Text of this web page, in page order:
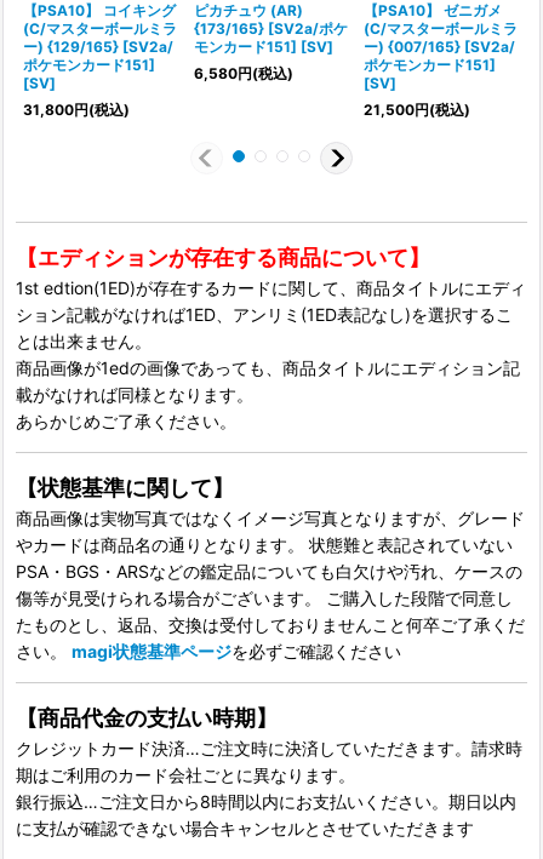
【PSA10】 コイキング
(C/マスターボールミラ
ー) {129/165} [SV2a/
ポケモンカード151]
[SV]
31,800円(税込)
ピカチュウ (AR)
{173/165} [SV2a/ポケ
モンカード151] [SV]
6,580円(税込)
【PSA10】 ゼニガメ
(C/マスターボールミラ
ー) {007/165} [SV2a/
ポケモンカード151]
[SV]
21,500円(税込)
【エディションが存在する商品について】
1st edtion(1ED)が存在するカードに関して、商品タイトルにエディ
ション記載がなければ1ED、アンリミ(1ED表記なし)を選択するこ
とは出来ません。
商品画像が1edの画像であっても、商品タイトルにエディション記
載がなければ同様となります。
あらかじめご了承ください。
【状態基準に関して】
商品画像は実物写真ではなくイメージ写真となりますが、グレード
やカードは商品名の通りとなります。 状態難と表記されていない
PSA・BGS・ARSなどの鑑定品についても白欠けや汚れ、ケースの
傷等が見受けられる場合がございます。 ご購入した段階で同意し
たものとし、返品、交換は受付しておりませんこと何卒ご了承くだ
さい。 magi状態基準ページを必ずご確認ください
【商品代金の支払い時期】
クレジットカード決済…ご注文時に決済していただきます。請求時
期はご利用のカード会社ごとに異なります。
銀行振込…ご注文日から8時間以内にお支払いください。期日以内
に支払が確認できない場合キャンセルとさせていただきます